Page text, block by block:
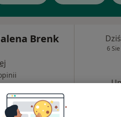
Brenk Dziś
6 Sie